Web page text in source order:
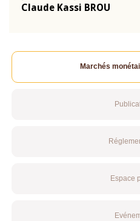
Claude Kassi BROU
Marchés
Espace